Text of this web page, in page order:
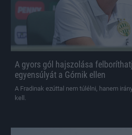
A gyors gól hajszolása
egyensúlyát a Górnik ellen
A Fradinak ezúttal nem túlélni, hanem
kell.